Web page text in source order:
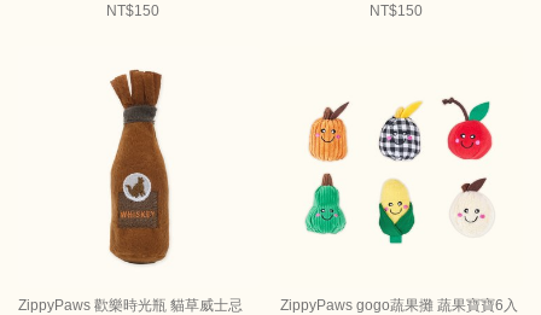
NT$150
NT$150
ZippyPaws 歡樂時光瓶 貓草威士忌
ZippyPaws gogo蔬果攤 蔬果寶寶6入